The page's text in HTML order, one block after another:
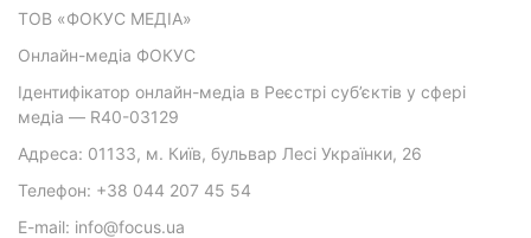
ТОВ «ФОКУС МЕДІА»
Онлайн-медіа ФОКУС
Ідентифікатор онлайн-медіа в Реєстрі суб’єктів у сфері
медіа — R40-03129
Адреса: 01133, м. Київ, бульвар Лесі Українки, 26
Телефон: +38 044 207 45 54
E-mail: info@focus.ua